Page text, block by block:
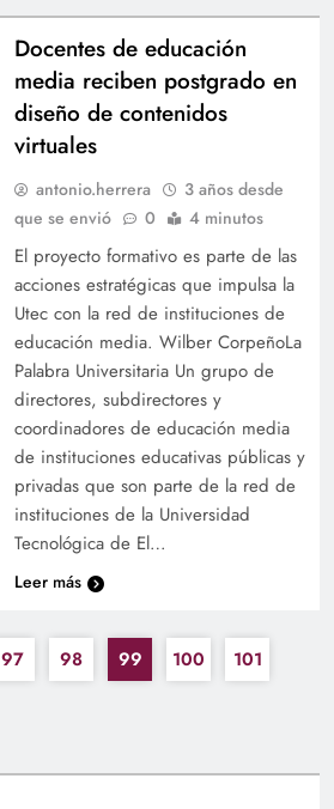
Docentes de educación
media reciben postgrado en
diseño de contenidos
virtuales
antonio.herrera
3 años desde
que se envió
0 4 minutos
El proyecto formativo es parte de las
acciones estratégicas que impulsa la
Utec con la red de instituciones de
educación media. Wilber CorpeñoLa
Palabra Universitaria Un grupo de
directores, subdirectores y
coordinadores de educación media
de instituciones educativas públicas y
privadas que son parte de la red de
instituciones de la Universidad
Tecnológica de El…
Leer más
97 98 99 100 101